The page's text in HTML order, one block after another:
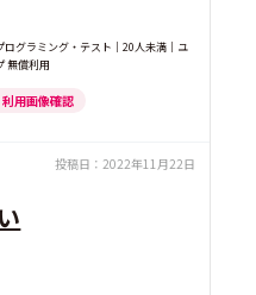
グラミング・テスト｜20人未満｜ユ
無償利用
利用画像確認
投稿日： 2022年11月22日